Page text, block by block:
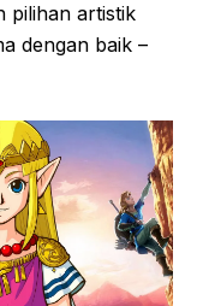
pilihan artistik
dengan baik –